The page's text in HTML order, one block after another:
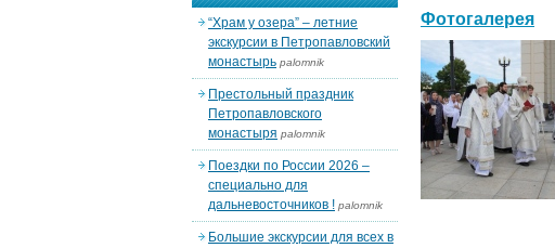
Фотогалерея
“Храм у озера” – летние
экскурсии в Петропавловский
монастырь palomnik
Престольный праздник
Петропавловского
монастыря palomnik
Поездки по России 2026 –
специально для
дальневосточников ! palomnik
Большие экскурсии для всех в